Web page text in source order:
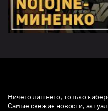
Ничего лишнего, только
Самые свежие новости,